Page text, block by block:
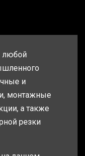
любой
и
монтажные
а также
резки